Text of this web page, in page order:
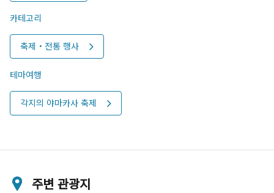
카테고리
축제・전통 행사
테마여행
각지의 야마카사 축제
주변 관광지